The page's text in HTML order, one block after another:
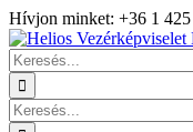
Kihagyás
Hívjon minket: +36 1
YouTube
Facebook
Keresés...
Keresés...